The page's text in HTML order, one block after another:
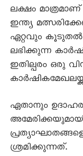
ലക്ഷം
ഇന്ത്യ
ഏറ്റവും
ലഭിക്കുന്ന
ഇതില്പരം ഒരു
ഏതാനും
ശ്രമിക്കുന്നത്.